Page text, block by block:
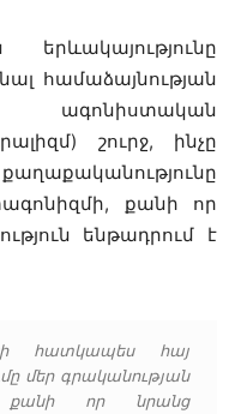
համաձայնության
ագոնիստական
շուրջ, ինչը
քանի որ
ենթադրում է
հատկապես հայ
մեր գրականության
որ նրանց